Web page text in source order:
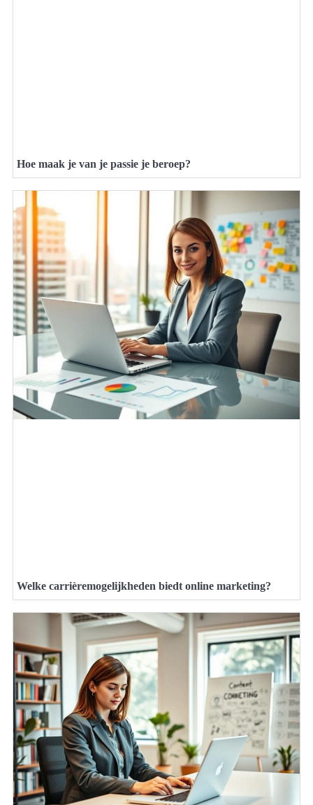
Hoe maak je van je passie je beroep?
Welke carrièremogelijkheden biedt online marketing?